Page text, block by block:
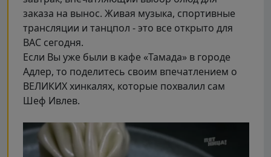
заказа на вынос. Живая музыка, спортивные
трансляции и танцпол - это все открыто для
ВАС сегодня.
Если Вы уже были в кафе «Тамада» в городе
Адлер, то поделитесь своим впечатлением о
ВЕЛИКИХ хинкалях, которые похвалил сам
Шеф Ивлев.